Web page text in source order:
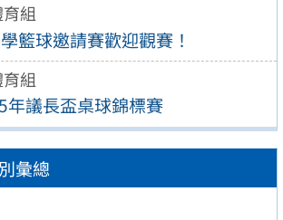
組
籃球邀請賽歡迎觀賽！
組
年議長盃桌球錦標賽
彙總